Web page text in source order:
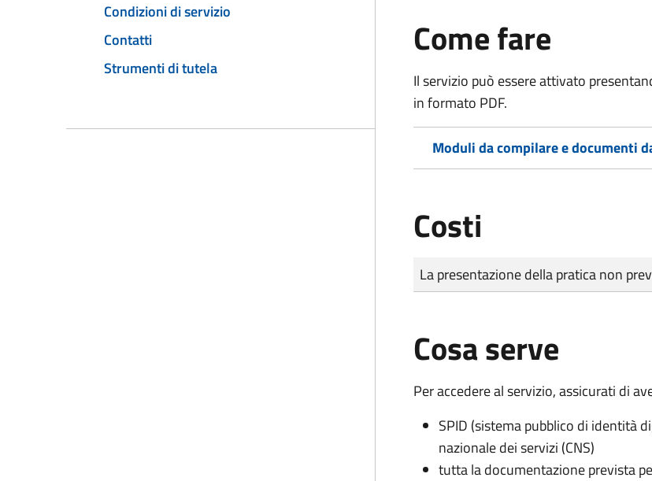
Condizioni di servizio
Contatti
Strumenti di tutela
Come fare
Il servizio può essere attivato
in formato PDF.
Moduli da compilare e documenti
Costi
Tipo di pagamento
Importo
La presentazione della pratica non
Cosa serve
Per accedere al servizio, assicurati di
SPID (sistema pubblico di identità
nazionale dei servizi (CNS)
tutta la documentazione prevista